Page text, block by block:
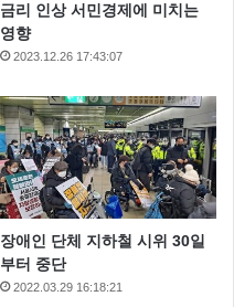
금리 인상 서민경제에 미치는
영향
2023.12.26 17:43:07
장애인 단체 지하철 시위 30일
부터 중단
2022.03.29 16:18:21